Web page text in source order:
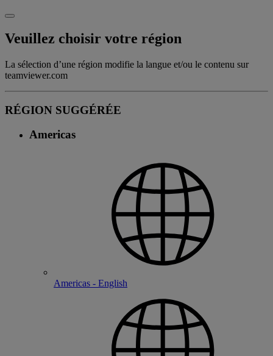
Veuillez choisir votre région
La sélection d’une région modifie la langue et/ou le contenu sur
teamviewer.com
RÉGION SUGGÉRÉE
Americas
Americas - English